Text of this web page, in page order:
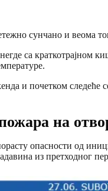
сунчано и веома
са краткотрајном
и почетком
на
опасности од
из претходног